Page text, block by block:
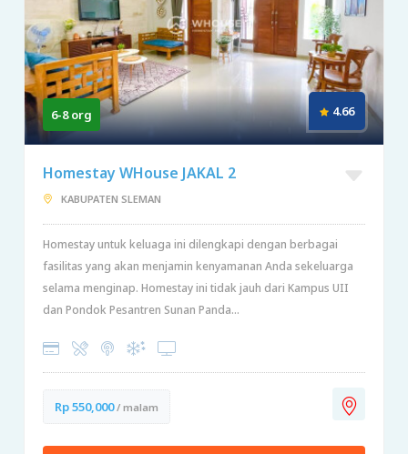
6-8 org 4.66
Homestay WHouse JAKAL 2
KABUPATEN SLEMAN
Homestay untuk keluaga ini dilengkapi dengan berbagai
fasilitas yang akan menjamin kenyamanan Anda sekeluarga
selama menginap. Homestay ini tidak jauh dari Kampus UII
dan Pondok Pesantren Sunan Panda...
Rp 550,000/ malam